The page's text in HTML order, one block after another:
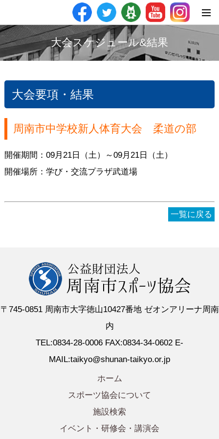
大会スケジュール&結果
大会要項・結果
周南市中学校新人体育大会 柔道の部
開催期間：09月21日（土）～09月21日（土）
開催場所：学び・交流プラザ武道場
一覧に戻る
〒745-0851 周南市大字徳山10427番地 ゼオンアリーナ周南
内
TEL:0834-28-0006 FAX:0834-34-0602 E-
MAIL:taikyo@shunan-taikyo.or.jp
ホーム
スポーツ協会について
施設検索
イベント・研修会・講演会